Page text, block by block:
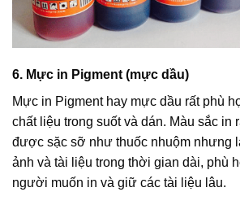
6. Mực in Pigment (mực dầu)
Mực in Pigment hay mực dầu rất phù
chất liệu trong suốt và dán. Màu sắc in
được sặc sỡ như thuốc nhuộm nhưng
ảnh và tài liệu trong thời gian dài, phù
người muốn in và giữ các tài liệu lâu.